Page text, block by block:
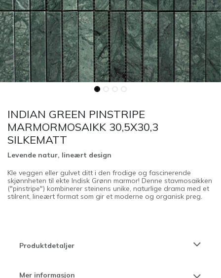
INDIAN GREEN PINSTRIPE
MARMORMOSAIKK 30,5X30,3
SILKEMATT
Levende natur, lineært design
Kle veggen eller gulvet ditt i den frodige og fascinerende
skjønnheten til ekte Indisk Grønn marmor! Denne stavmosaikken
("pinstripe") kombinerer steinens unike, naturlige drama med et
stilrent, lineært format som gir et moderne og organisk preg.
Produktdetaljer
Mer informasjon